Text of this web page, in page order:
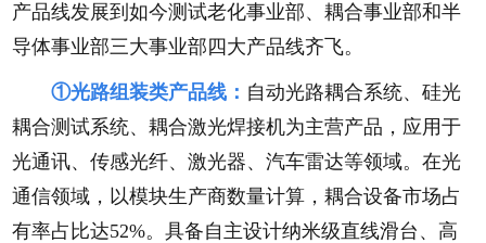
产品线发展到如今测试老化事业部、耦合事业部和半
导体事业部三大事业部四大产品线齐飞。
①光路组装类产品线： 自动光路耦合系统、硅光
耦合测试系统、耦合激光焊接机为主营产品，应用于
光通讯、传感光纤、激光器、汽车雷达等领域。在光
通信领域，以模块生产商数量计算，耦合设备市场占
有率占比达52%。具备自主设计纳米级直线滑台、高